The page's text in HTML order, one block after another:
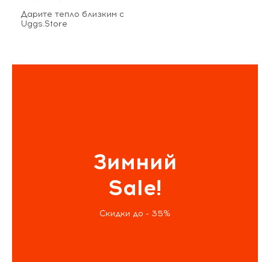
Дарите тепло близким с
Uggs.Store
Зимний
Sale!
Скидки до - 35%